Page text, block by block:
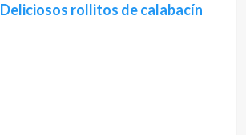
Deliciosos rollitos de calabacín